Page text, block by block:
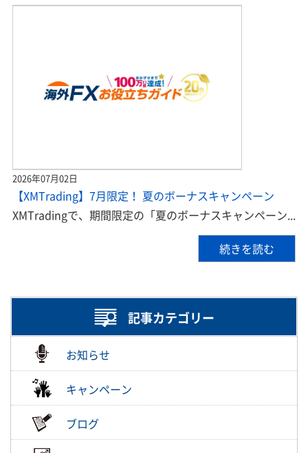
2026年07月02日
【XMTrading】7月限定！ 夏のボーナスキャンペーン
XMTradingで、期間限定の「夏のボーナスキャンペーン...
続きを読む
記事カテゴリー
お知らせ
キャンペーン
ブログ